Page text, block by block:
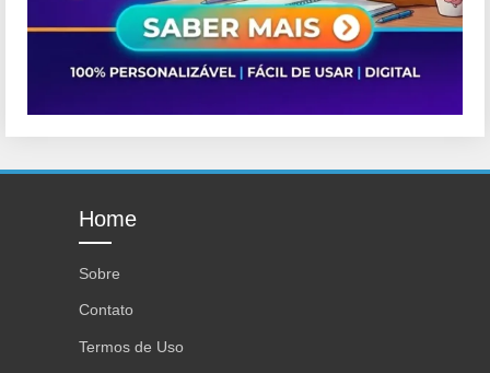
Home
Sobre
Contato
Termos de Uso